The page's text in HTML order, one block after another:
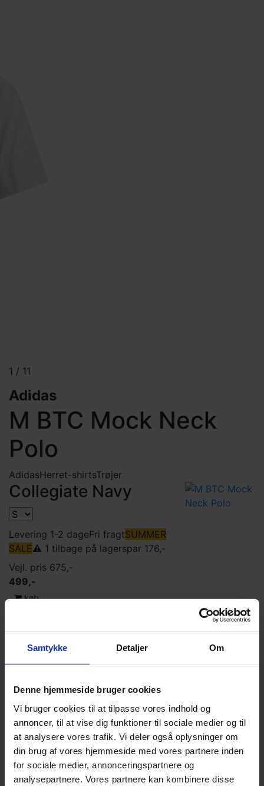
Samtykke Detaljer Om
Denne hjemmeside bruger cookies
Vi bruger cookies til at tilpasse vores indhold og
annoncer, til at vise dig funktioner til sociale medier og til
at analysere vores trafik. Vi deler også oplysninger om
din brug af vores hjemmeside med vores partnere inden
for sociale medier, annonceringspartnere og
analysepartnere. Vores partnere kan kombinere disse
1 / 11
Adidas
M BTC Mock Neck
Polo
AdidasHerret-shirtsTrøjer
Collegiate Navy
Levering 1-2 dageFri fragtSUMMER
SALE⚠️ 1 tilbage på lagerspar 176,-
Vejl. pris 675,-
499,-
køb
Vejl. pris 675,-
499,-
ikke på lager
Vejl. pris 675,-
499,-
ikke på lager
Levering 1-2 dageFri fragtSUMMER
SALE⚠️ 3 tilbage på lager
spar 176,-